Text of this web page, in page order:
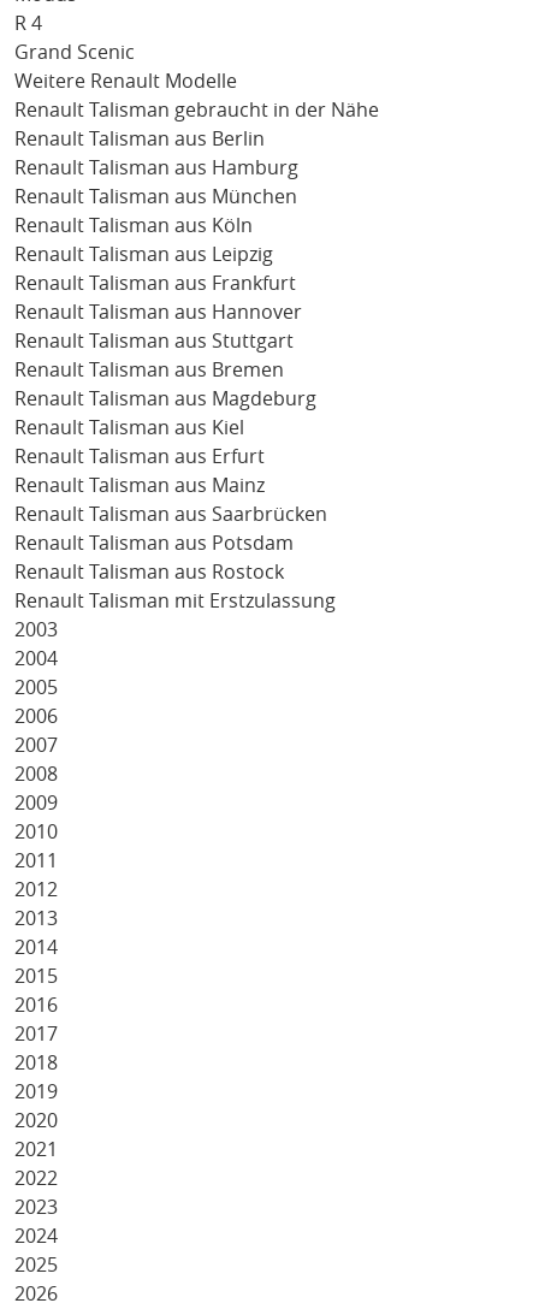
R 4
Grand Scenic
Weitere Renault Modelle
Renault Talisman gebraucht in der Nähe
Renault Talisman aus Berlin
Renault Talisman aus Hamburg
Renault Talisman aus München
Renault Talisman aus Köln
Renault Talisman aus Leipzig
Renault Talisman aus Frankfurt
Renault Talisman aus Hannover
Renault Talisman aus Stuttgart
Renault Talisman aus Bremen
Renault Talisman aus Magdeburg
Renault Talisman aus Kiel
Renault Talisman aus Erfurt
Renault Talisman aus Mainz
Renault Talisman aus Saarbrücken
Renault Talisman aus Potsdam
Renault Talisman aus Rostock
Renault Talisman mit Erstzulassung
2003
2004
2005
2006
2007
2008
2009
2010
2011
2012
2013
2014
2015
2016
2017
2018
2019
2020
2021
2022
2023
2024
2025
2026